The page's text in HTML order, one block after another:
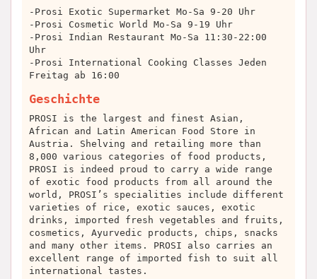
-Prosi Exotic Supermarket Mo-Sa 9-20 Uhr
-Prosi Cosmetic World Mo-Sa 9-19 Uhr
-Prosi Indian Restaurant Mo-Sa 11:30-22:00
Uhr
-Prosi International Cooking Classes Jeden
Freitag ab 16:00
Geschichte
PROSI is the largest and finest Asian,
African and Latin American Food Store in
Austria. Shelving and retailing more than
8,000 various categories of food products,
PROSI is indeed proud to carry a wide range
of exotic food products from all around the
world, PROSI’s specialities include different
varieties of rice, exotic sauces, exotic
drinks, imported fresh vegetables and fruits,
cosmetics, Ayurvedic products, chips, snacks
and many other items. PROSI also carries an
excellent range of imported fish to suit all
international tastes.